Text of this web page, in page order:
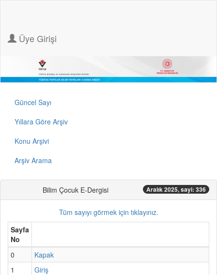
Üye Girişi
Güncel Sayı
Yıllara Göre Arşiv
Konu Arşivi
Arşiv Arama
Bilim Çocuk E-Dergisi Aralık 2025, sayi: 336
Tüm sayıyı görmek için tıklayınız.
Sayfa
No
0
Kapak
1
Giriş